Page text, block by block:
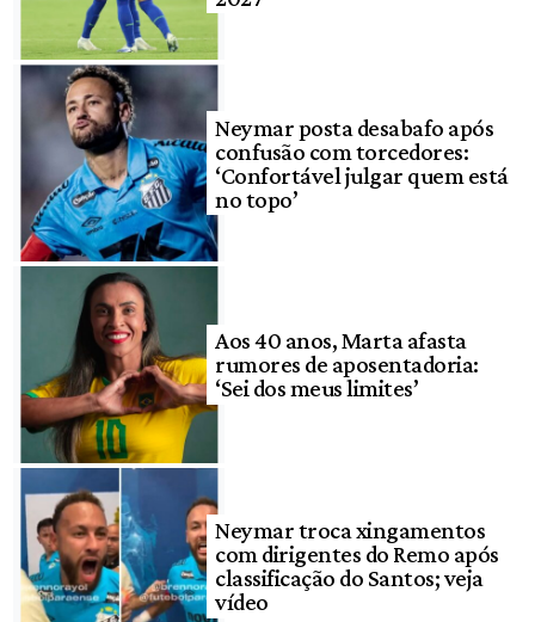
Neymar posta desabafo após
confusão com torcedores:
‘Confortável julgar quem está
no topo’
Aos 40 anos, Marta afasta
rumores de aposentadoria:
‘Sei dos meus limites’
Neymar troca xingamentos
com dirigentes do Remo após
classificação do Santos; veja
vídeo